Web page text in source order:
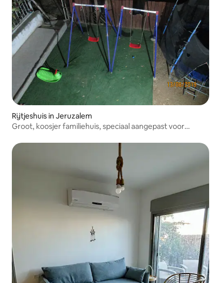
Rijtjeshuis in Jeruzalem
Groot, koosjer familiehuis, speciaal aangepast voor